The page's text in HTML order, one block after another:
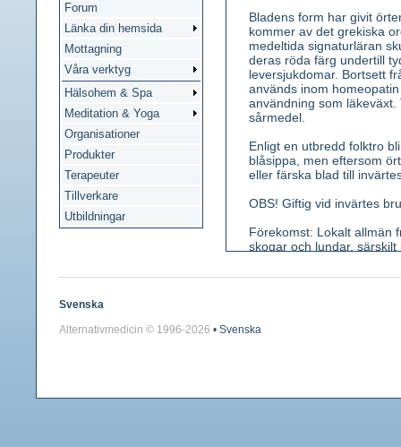
Forum
Länka din hemsida
Mottagning
Våra verktyg
Hälsohem & Spa
Meditation & Yoga
Organisationer
Produkter
Terapeuter
Tillverkare
Utbildningar
Bladens form har givit
kommer av det grekiska
medeltida signaturläran
deras röda färg undertill
leversjukdomar. Bortsett
används inom
användning som
sårmedel.
Enligt en utbredd folktro
blåsippa, men eftersom
eller färska blad till
OBS! Giftig vid invärtes
Förekomst: Lokalt allmän
skogar och lundar, särskilt
Kännetecken: Höjd 8-20
Svenska
Alternativmedicin © 1996-2026 • Svenska